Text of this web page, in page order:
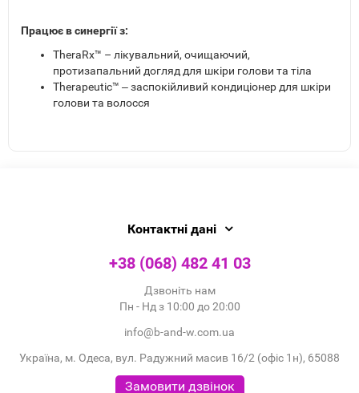
Працює в синергії з:
TheraRx™ – лікувальний, очищаючий,
протизапальний догляд для шкіри голови та тіла
Therapeutic™ ‒ заспокійливий кондиціонер для шкіри
голови та волосся
Контактні дані
+38 (068) 482 41 03
Дзвоніть нам
Пн - Нд з 10:00 до 20:00
info@b-and-w.com.ua
Україна, м. Одеса, вул. Радужний масив 16/2 (офіс 1н), 65088
Замовити дзвінок